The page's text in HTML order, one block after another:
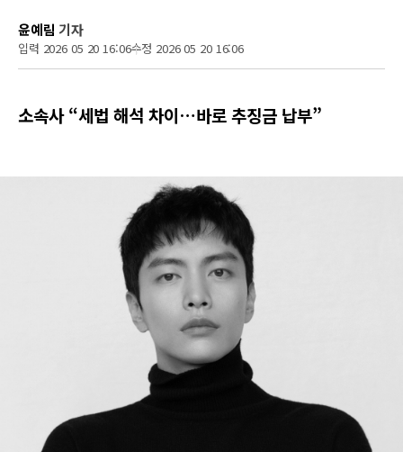
윤예림 기자
입력 2026 05 20 16:06수정 2026 05 20 16:06
소속사 “세법 해석 차이…바로 추징금 납부”